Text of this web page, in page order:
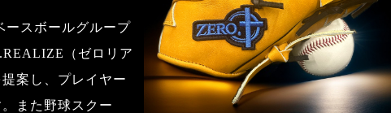
ースボールグループ
（ゼロリア
案し、プレイヤー
また野球スクー